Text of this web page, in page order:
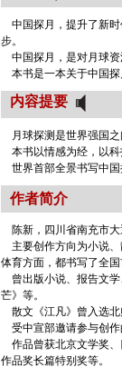
中国探月，提升了新时
步。
中国探月，是对月球资
本书是一本关于中国探
内容提要
月球探测是世界强国之
本书以情感为经，以科
世界首部全景书写中国
作者简介
陈新，四川省南充市大
主要创作方向为小说、
体育方面，都书写了全国
曾出版小说、报告文学
芒》等。
散文《江凡》曾入选北
受中宣部邀请参与创作
作品曾获北京文学奖、
作品奖长篇特别奖等。